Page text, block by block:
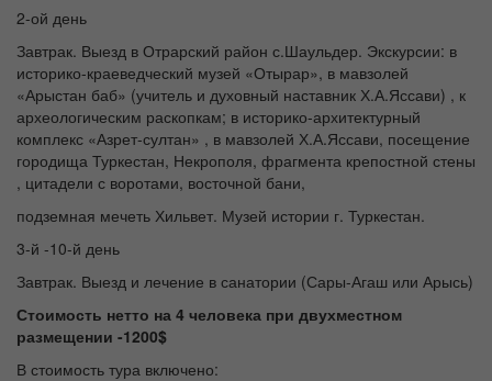
2-ой день
Завтрак. Выезд в Отрарский район с.Шаульдер. Экскурсии: в
историко-краеведческий музей «Отырар», в мавзолей
«Арыстан баб» (учитель и духовный наставник Х.А.Яссави) , к
археологическим раскопкам; в историко-архитектурный
комплекс «Азрет-султан» , в мавзолей Х.А.Яссави, посещение
городища Туркестан, Некрополя, фрагмента крепостной стены
, цитадели с воротами, восточной бани,
подземная мечеть Хильвет. Музей истории г. Туркестан.
3-й -10-й день
Завтрак. Выезд и лечение в санатории (Сары-Агаш или Арысь)
Стоимость нетто на 4 человека при двухместном
размещении -1200$
В стоимость тура включено: